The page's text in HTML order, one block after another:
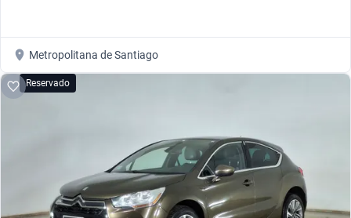
Metropolitana de Santiago
Reservado